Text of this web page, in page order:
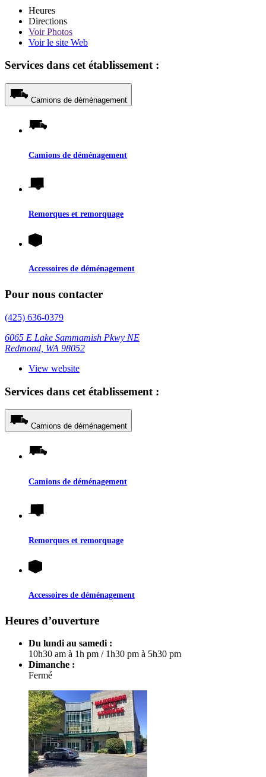
Heures
Directions
VoirPhotos
Voir le site Web
Services dans cet établissement :
Camions de déménagement
Camions de déménagement
Remorques et remorquage
Accessoires de déménagement
Pour nous contacter
(425) 636-0379
6065 E Lake Sammamish Pkwy NE
Redmond, WA 98052
View website
Services dans cet établissement :
Camions de déménagement
Camions de déménagement
Remorques et remorquage
Accessoires de déménagement
Heures d’ouverture
Du lundi au samedi :
10h30 am à 1h pm / 1h30 pm à 5h30 pm
Dimanche :
Fermé